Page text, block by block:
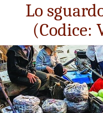
Lo
(Codice: